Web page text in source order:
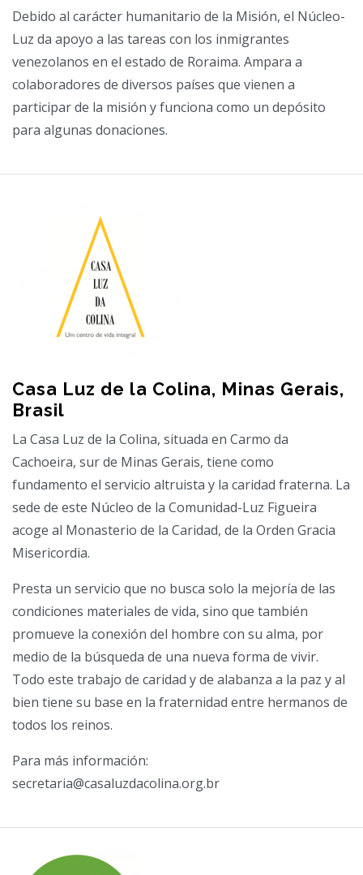
Debido al carácter humanitario de la Misión, el Núcleo-
Luz da apoyo a las tareas con los inmigrantes
venezolanos en el estado de Roraima. Ampara a
colaboradores de diversos países que vienen a
participar de la misión y funciona como un depósito
para algunas donaciones.
Casa Luz de la Colina, Minas Gerais,
Brasil
La Casa Luz de la Colina, situada en Carmo da
Cachoeira, sur de Minas Gerais, tiene como
fundamento el servicio altruista y la caridad fraterna. La
sede de este Núcleo de la Comunidad-Luz Figueira
acoge al Monasterio de la Caridad, de la Orden Gracia
Misericordia.
Presta un servicio que no busca solo la mejoría de las
condiciones materiales de vida, sino que también
promueve la conexión del hombre con su alma, por
medio de la búsqueda de una nueva forma de vivir.
Todo este trabajo de caridad y de alabanza a la paz y al
bien tiene su base en la fraternidad entre hermanos de
todos los reinos.
Para más información:
secretaria@casaluzdacolina.org.br